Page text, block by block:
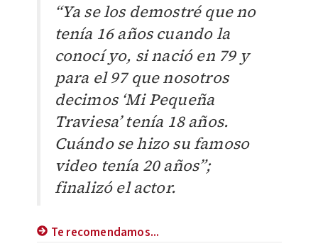
“Ya se los demostré que no
tenía 16 años cuando la
conocí yo, si nació en 79 y
para el 97 que nosotros
decimos ‘Mi Pequeña
Traviesa’ tenía 18 años.
Cuándo se hizo su famoso
video tenía 20 años”;
finalizó el actor.
Te recomendamos...